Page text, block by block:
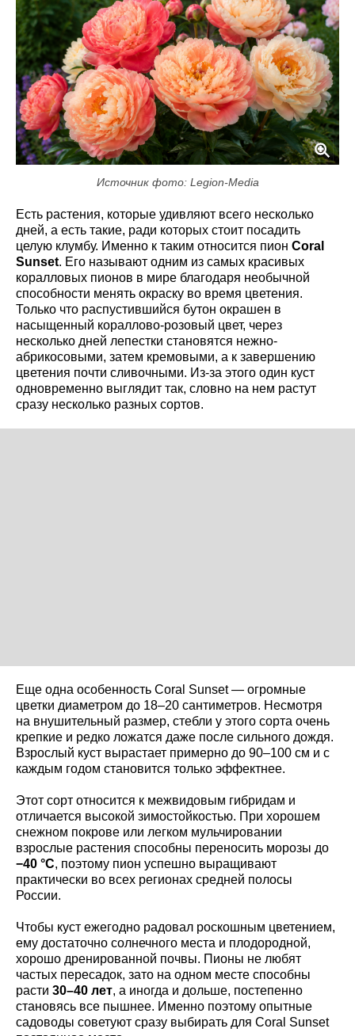
Источник фото: Legion-Media
Есть растения, которые удивляют всего несколько
дней, а есть такие, ради которых стоит посадить
целую клумбу. Именно к таким относится пион Coral
Sunset. Его называют одним из самых красивых
коралловых пионов в мире благодаря необычной
способности менять окраску во время цветения.
Только что распустившийся бутон окрашен в
насыщенный кораллово-розовый цвет, через
несколько дней лепестки становятся нежно-
абрикосовыми, затем кремовыми, а к завершению
цветения почти сливочными. Из-за этого один куст
одновременно выглядит так, словно на нем растут
сразу несколько разных сортов.
Еще одна особенность Coral Sunset — огромные
цветки диаметром до 18–20 сантиметров. Несмотря
на внушительный размер, стебли у этого сорта очень
крепкие и редко ложатся даже после сильного дождя.
Взрослый куст вырастает примерно до 90–100 см и с
каждым годом становится только эффектнее.
Этот сорт относится к межвидовым гибридам и
отличается высокой зимостойкостью. При хорошем
снежном покрове или легком мульчировании
взрослые растения способны переносить морозы до
−40 °C, поэтому пион успешно выращивают
практически во всех регионах средней полосы
России.
Чтобы куст ежегодно радовал роскошным цветением,
ему достаточно солнечного места и плодородной,
хорошо дренированной почвы. Пионы не любят
частых пересадок, зато на одном месте способны
расти 30–40 лет, а иногда и дольше, постепенно
становясь все пышнее. Именно поэтому опытные
садоводы советуют сразу выбирать для Coral Sunset